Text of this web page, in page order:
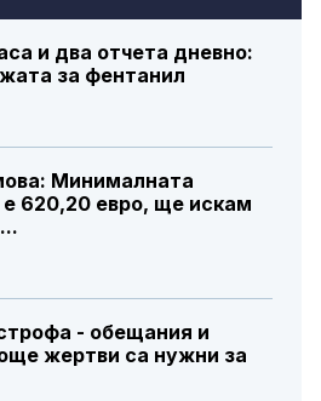
и два отчета дневно:
за фентанил
Минималната
620,20 евро, ще искам
- обещания и
жертви са нужни за